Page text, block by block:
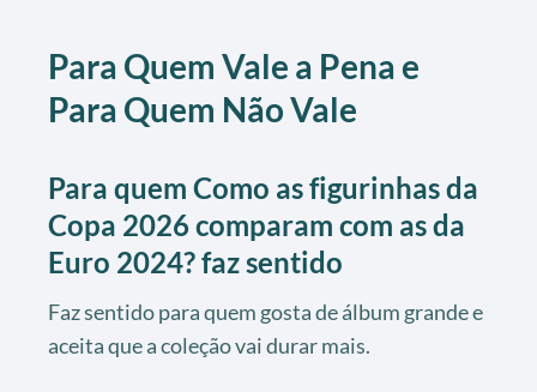
Para Quem Vale a Pena e
Para Quem Não Vale
Para quem Como as figurinhas da
Copa 2026 comparam com as da
Euro 2024? faz sentido
Faz sentido para quem gosta de álbum grande e
aceita que a coleção vai durar mais.